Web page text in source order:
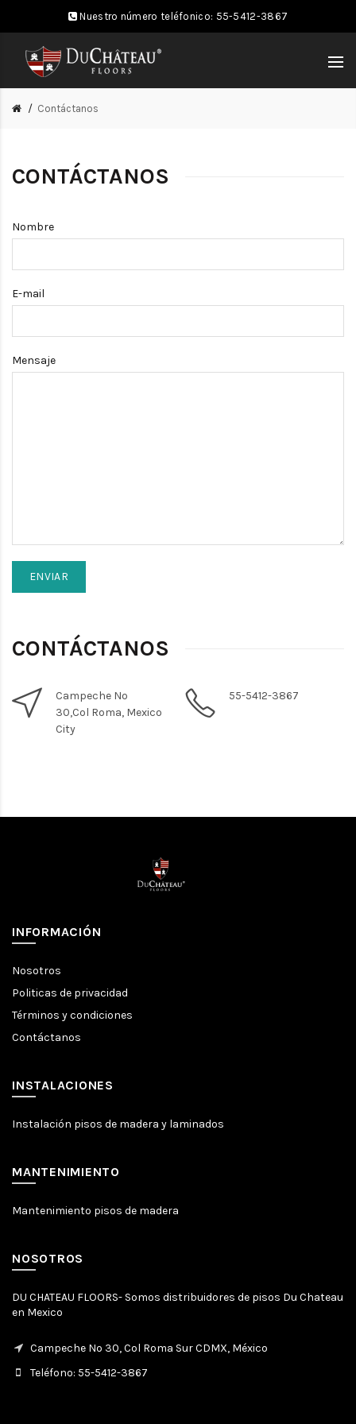
Nuestro número teléfonico: 55-5412-3867
Contáctanos
CONTÁCTANOS
Nombre
E-mail
Mensaje
CONTÁCTANOS
Campeche No
30,Col Roma, Mexico
City
55-5412-3867
INFORMACIÓN
Nosotros
Politicas de privacidad
Términos y condiciones
Contáctanos
INSTALACIONES
Instalación pisos de madera y laminados
MANTENIMIENTO
Mantenimiento pisos de madera
NOSOTROS
DU CHATEAU FLOORS- Somos distribuidores de pisos Du Chateau
en Mexico
Campeche No 30, Col Roma Sur CDMX, México
Teléfono: 55-5412-3867